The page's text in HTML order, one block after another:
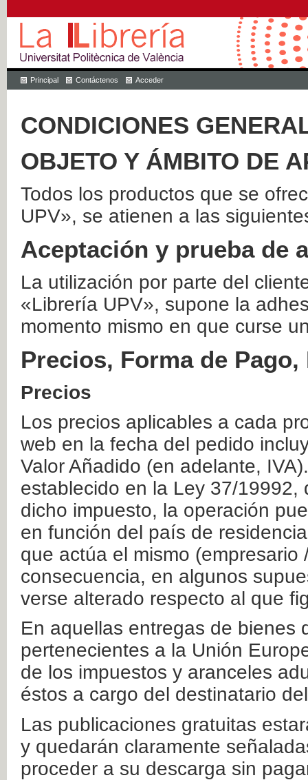
Principal Contáctenos Acceder
CONDICIONES
OBJETO Y ÁMBITO DE
Todos los productos que se
UPV», se atienen a las
Aceptación y prueba de
La utilización por parte del
«Librería UPV», supone la
momento mismo en que curse
Precios, Forma de
Precios
Los precios aplicables a cada
web en la fecha del pedido
Valor Añadido (en adelante,
establecido en la Ley 37/
dicho impuesto, la operación
en función del país de
que actúa el mismo
consecuencia, en algunos
verse alterado respecto al que
En aquellas entregas de bienes
pertenecientes a la Unión
de los impuestos y aranceles
éstos a cargo del destinatario
Las publicaciones gratuitas
y quedarán claramente
proceder a su descarga sin